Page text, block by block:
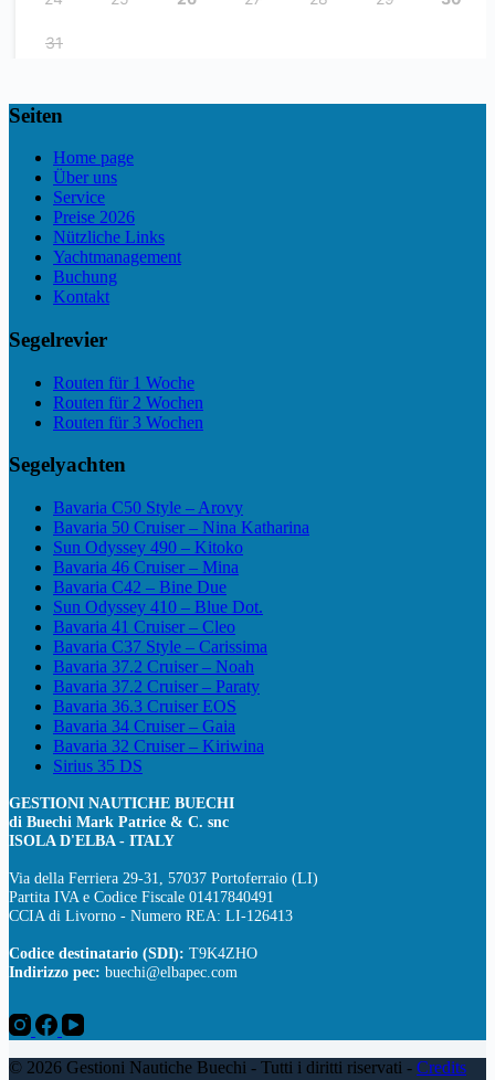
Seiten
Home page
Über uns
Service
Preise 2026
Nützliche Links
Yachtmanagement
Buchung
Kontakt
Segelrevier
Routen für 1 Woche
Routen für 2 Wochen
Routen für 3 Wochen
Segelyachten
Bavaria C50 Style – Arovy
Bavaria 50 Cruiser – Nina Katharina
Sun Odyssey 490 – Kitoko
Bavaria 46 Cruiser – Mina
Bavaria C42 – Bine Due
Sun Odyssey 410 – Blue Dot.
Bavaria 41 Cruiser – Cleo
Bavaria C37 Style – Carissima
Bavaria 37.2 Cruiser – Noah
Bavaria 37.2 Cruiser – Paraty
Bavaria 36.3 Cruiser EOS
Bavaria 34 Cruiser – Gaia
Bavaria 32 Cruiser – Kiriwina
Sirius 35 DS
GESTIONI NAUTICHE BUECHI
di Buechi Mark Patrice & C. snc
ISOLA D'ELBA - ITALY
Via della Ferriera 29-31, 57037 Portoferraio (LI)
Partita IVA e Codice Fiscale 01417840491
CCIA di Livorno - Numero REA: LI-126413
Codice destinatario (SDI): T9K4ZHO
Indirizzo pec: buechi@elbapec.com
© 2026 Gestioni Nautiche Buechi - Tutti i diritti riservati - Credits